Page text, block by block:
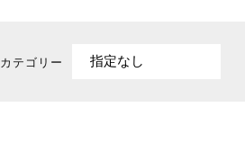
カテゴリー